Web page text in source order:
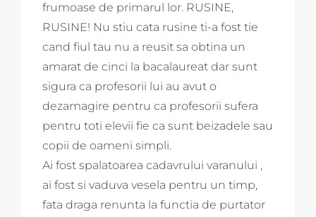
frumoase de primarul lor. RUSINE,
RUSINE! Nu stiu cata rusine ti-a fost tie
cand fiul tau nu a reusit sa obtina un
amarat de cinci la bacalaureat dar sunt
sigura ca profesorii lui au avut o
dezamagire pentru ca profesorii sufera
pentru toti elevii fie ca sunt beizadele sau
copii de oameni simpli.
Ai fost spalatoarea cadavrului varanului ,
ai fost si vaduva vesela pentru un timp,
fata draga renunta la functia de purtator